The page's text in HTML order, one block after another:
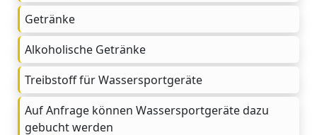
Getränke
Alkoholische Getränke
Treibstoff für Wassersportgeräte
Auf Anfrage können Wassersportgeräte dazu
gebucht werden